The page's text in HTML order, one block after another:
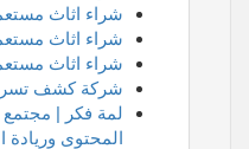
شراء اثاث
شراء اثاث
شراء اثاث
شركة كشف
لمة فكر |
المحتوى وريادة